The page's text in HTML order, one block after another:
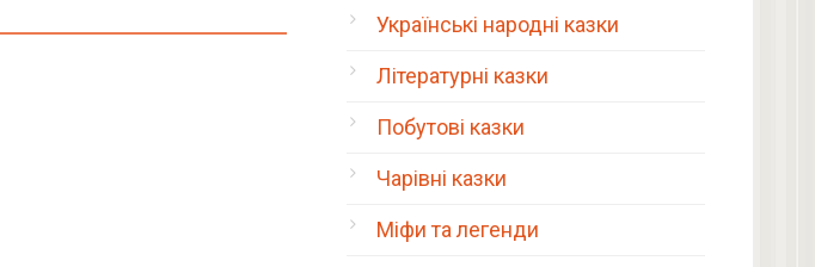
Українські народні казки
Літературні казки
Побутові казки
Чарівні казки
Міфи та легенди